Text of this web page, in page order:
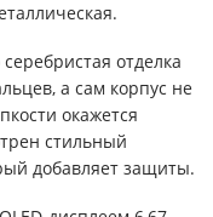
отделка
а сам корпус не
окажется
стильный
добавляет защиты.